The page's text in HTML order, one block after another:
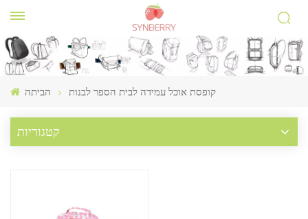
הביתה קופסת אוכל עמידה לבית הספר לבנות
קטגוריות